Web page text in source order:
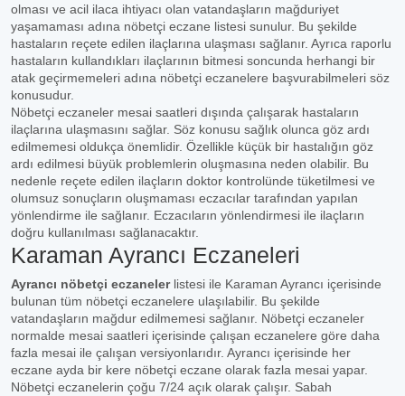
olması ve acil ilaca ihtiyacı olan vatandaşların mağduriyet
yaşamaması adına nöbetçi eczane listesi sunulur. Bu şekilde
hastaların reçete edilen ilaçlarına ulaşması sağlanır. Ayrıca raporlu
hastaların kullandıkları ilaçlarının bitmesi soncunda herhangi bir
atak geçirmemeleri adına nöbetçi eczanelere başvurabilmeleri söz
konusudur.
Nöbetçi eczaneler mesai saatleri dışında çalışarak hastaların
ilaçlarına ulaşmasını sağlar. Söz konusu sağlık olunca göz ardı
edilmemesi oldukça önemlidir. Özellikle küçük bir hastalığın göz
ardı edilmesi büyük problemlerin oluşmasına neden olabilir. Bu
nedenle reçete edilen ilaçların doktor kontrolünde tüketilmesi ve
olumsuz sonuçların oluşmaması eczacılar tarafından yapılan
yönlendirme ile sağlanır. Eczacıların yönlendirmesi ile ilaçların
doğru kullanılması sağlanacaktır.
Karaman Ayrancı Eczaneleri
Ayrancı nöbetçi eczanelerlistesi ile Karaman Ayrancı içerisinde
bulunan tüm nöbetçi eczanelere ulaşılabilir. Bu şekilde
vatandaşların mağdur edilmemesi sağlanır. Nöbetçi eczaneler
normalde mesai saatleri içerisinde çalışan eczanelere göre daha
fazla mesai ile çalışan versiyonlarıdır. Ayrancı içerisinde her
eczane ayda bir kere nöbetçi eczane olarak fazla mesai yapar.
Nöbetçi eczanelerin çoğu 7/24 açık olarak çalışır. Sabah